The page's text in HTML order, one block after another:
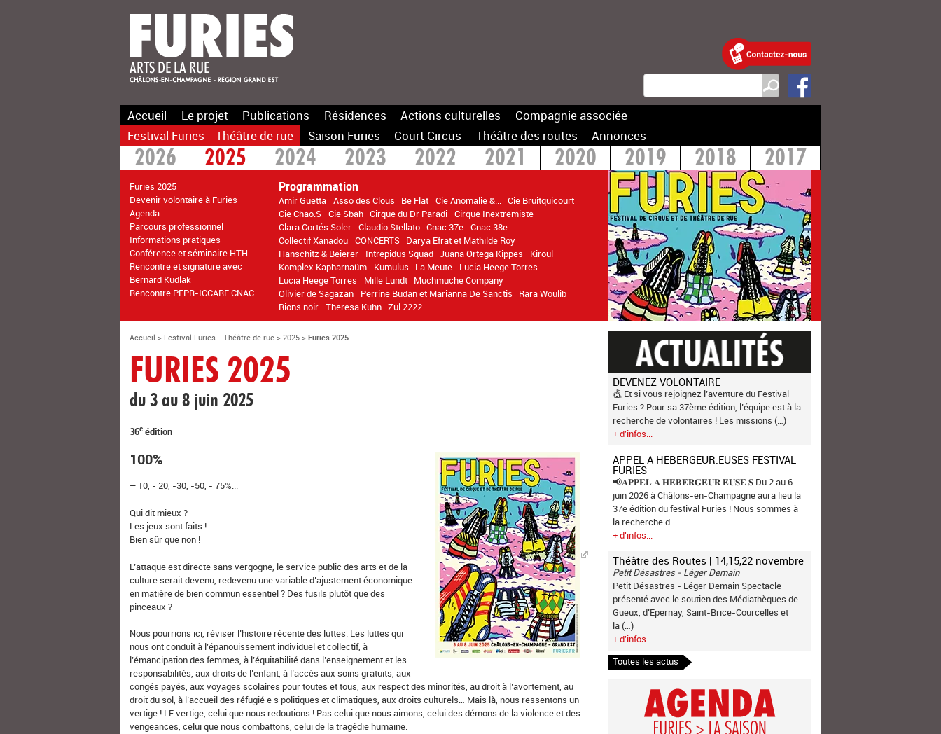
Accueil Le projet Publications Résidences Actions culturelles
Compagnie associée
Festival Furies - Théâtre de rue
Saison Furies Court Circus Théâtre des routes Annonces
2026 2025
Furies 2025
Devenir volontaire à Furies
Agenda
Parcours professionnel
Informations pratiques
Conférence et séminaire HTH
Rencontre et signature avec
Bernard Kudlak
Rencontre PEPR-ICCARE CNAC
Programmation
Amir Guetta Asso des Clous Be Flat Cie Anomalie &...
Cie Bruitquicourt
Cie Chao.S Cie Sbah Cirque du Dr Paradi Cirque Inextremiste
Clara Cortés Soler Claudio Stellato Cnac 37e Cnac 38e
Collectif Xanadou CONCERTS Darya Efrat et Mathilde Roy
Hanschitz & Beierer
Intrepidus Squad Juana Ortega Kippes
Kiroul
Komplex Kapharnaüm
Kumulus La Meute
Lucia Heege Torres
Lucia Heege Torres
Mille Lundt Muchmuche Company
Olivier de Sagazan
Perrine Budan et Marianna De Sanctis
Rara Woulib
Rions noir Theresa Kuhn Zul 2222
2024 2023 2022 2021 2020 2019 2018
2017
2016
>2014
Accueil > Festival Furies - Théâtre de rue > 2025 >Furies 2025
FURIES 2025
du 3 au 8 juin 2025
36e édition
100%
– 10, - 20, -30, -50, - 75%...
Qui dit mieux ?
Les jeux sont faits !
Bien sûr que non !
L’attaque est directe sans vergogne, le service public des arts et de la
culture serait devenu, redevenu une variable d’ajustement économique
en matière de bien commun essentiel ? Des fusils plutôt que des
pinceaux ?
Nous pourrions ici, réviser l’histoire récente des luttes. Les luttes qui
nous ont conduit à l’épanouissement individuel et collectif, à
l’émancipation des femmes, à l’équitabilité dans l’enseignement et les
responsabilités, aux droits de l’enfant, à l’accès aux soins gratuits, aux
congés payés, aux voyages scolaires pour toutes et tous, aux respect des minorités, au droit à l’avortement, au
droit du sol, à l’accueil des réfugié·e·s politiques et climatiques, aux droits culturels… Mais là, nous ressentons un
vertige ! LE vertige, celui que nous redoutions ! Pas celui que nous aimons, celui des démons de la violence et des
vengeances, celui que nous combattons, celui de la tragédie humaine.
DEVENEZ VOLONTAIRE
🎪 Et si vous rejoignez l’aventure du Festival
Furies ? Pour sa 37ème édition, l’équipe est à la
recherche de volontaires ! Les missions (…)
+ d'infos...
APPEL A HEBERGEUR.EUSES FESTIVAL
FURIES
📢𝐀𝐏𝐏𝐄𝐋 𝐀 𝐇𝐄𝐁𝐄𝐑𝐆𝐄𝐔𝐑.𝐄𝐔𝐒𝐄.𝐒 Du 2 au 6
juin 2026 à Châlons-en-Champagne aura lieu la
37e édition du festival Furies ! Nous sommes à
la recherche d
+ d'infos...
Théâtre des Routes | 14,15,22 novembre
Petit Désastres - Léger Demain
Petit Désastres - Léger Demain Spectacle
présenté avec le soutien des Médiathèques de
Gueux, d’Epernay, Saint-Brice-Courcelles et
la (…)
+ d'infos...
Toutes les actus